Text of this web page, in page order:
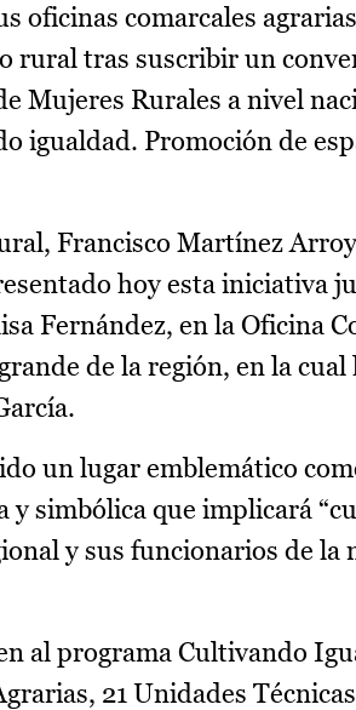
oficinas comarcales
rural tras suscribir un
Mujeres Rurales a nivel
igualdad. Promoción de
Francisco Martínez
hoy esta iniciativa
Fernández, en la Oficina
de la región, en la cual
un lugar emblemático
y simbólica que implicará
y sus funcionarios de la
al programa Cultivando
21 Unidades